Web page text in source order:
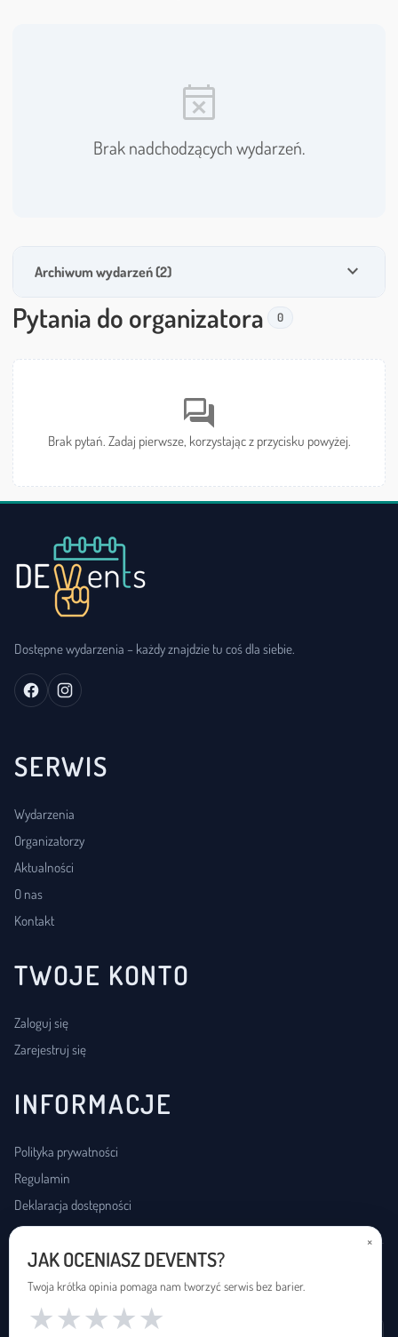
event_busy
Brak nadchodzących wydarzeń.
Archiwum wydarzeń (2) expand_more
Pytania do organizatora 0
forum
Brak pytań. Zadaj pierwsze, korzystając z przycisku powyżej.
Dostępne wydarzenia – każdy znajdzie tu coś dla siebie.
SERWIS
Wydarzenia
Organizatorzy
Aktualności
O nas
Kontakt
TWOJE KONTO
Zaloguj się
Zarejestruj się
INFORMACJE
Polityka prywatności
Regulamin
Deklaracja dostępności
USŁUGI DOSTĘPNOŚCI
×
JAK OCENIASZ DEVENTS?
Twoja krótka opinia pomaga nam tworzyć serwis bez barier.
★
★
★
★
★